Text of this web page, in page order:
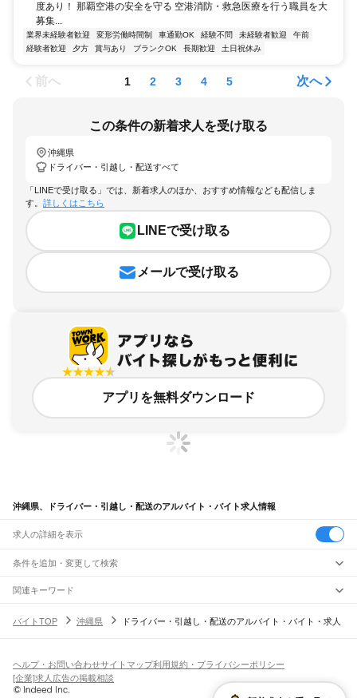
度あり！ 那覇空港の安全を守る 空港消防・救急医療を行う職員を大
募集...
業界未経験者歓迎 変形労働時間制 車通勤OK 経験不問 未経験者歓迎
午前
経験者歓迎
夕方 賞与あり ブランクOK 長期歓迎 土日祝休み
前へ 1 2 3 4 5 次へ
この条件の新着求人を受け取る
沖縄県
ドライバー・引越し・配送すべて
「LINEで受け取る」では、新着求人のほか、おすすめ情報なども配信しま
す。 詳しくはこちら
LINEで受け取る
メールで受け取る
アプリを無料ダウンロード
沖縄県、ドライバー・引越し・配送のアルバイト・バイト求人情報
求人の詳細を表示
条件を追加・変更して検索
市区町村を追加・変更
沖縄県すべて
駅を追加・変更
那覇空港駅
赤嶺駅 小禄駅 奥武山公園駅壺川駅 旭橋駅 県庁前駅 美栄橋駅
安里駅
おもろまち駅 古島駅
てだこ浦西駅
飲食・フードサービス
飲食・フードサービス
ホールスタッフ
皿洗い・洗い場精肉・鮮魚加工
特徴を追加・変更
人気
関連キーワード
沖縄県 ドライバー・引越し・配送 運転手
沖縄県 沖縄市 ドライバー・引越し・配送 運搬
バイトTOP 沖縄県 ドライバー・引越し・配送のアルバイト・バイト・求人
ヘルプ・お問い合わせサイトマップ利用規約・プライバシーポリシー
[企業]求人広告の掲載相談